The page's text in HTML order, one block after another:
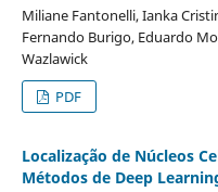
Miliane Fantonelli, Ianka
Fernando Burigo, Eduardo
Wazlawick
PDF
Localização de Núcleos
Métodos de Deep